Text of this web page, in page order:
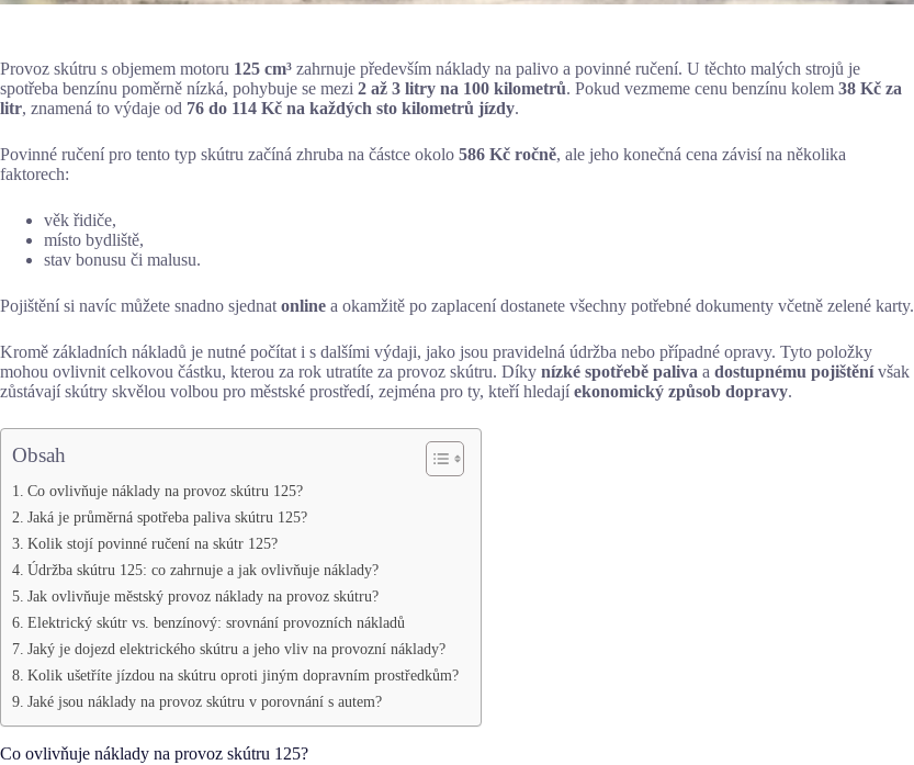
Provoz skútru s objemem motoru 125 cm³ zahrnuje především náklady na palivo a povinné ručení. U těchto malých strojů je
spotřeba benzínu poměrně nízká, pohybuje se mezi 2 až 3 litry na 100 kilometrů. Pokud vezmeme cenu benzínu kolem 38 Kč za
litr, znamená to výdaje od 76 do 114 Kč na každých sto kilometrů jízdy.
Povinné ručení pro tento typ skútru začíná zhruba na částce okolo 586 Kč ročně, ale jeho konečná cena závisí na několika
faktorech:
věk řidiče,
místo bydliště,
stav bonusu či malusu.
Pojištění si navíc můžete snadno sjednat online a okamžitě po zaplacení dostanete všechny potřebné dokumenty včetně zelené karty.
Kromě základních nákladů je nutné počítat i s dalšími výdaji, jako jsou pravidelná údržba nebo případné opravy. Tyto položky
mohou ovlivnit celkovou částku, kterou za rok utratíte za provoz skútru. Díky nízké spotřebě paliva a dostupnému pojištěnívšak
zůstávají skútry skvělou volbou pro městské prostředí, zejména pro ty, kteří hledají ekonomický způsob dopravy.
Obsah
Co ovlivňuje náklady na provoz skútru 125?
Jaká je průměrná spotřeba paliva skútru 125?
Kolik stojí povinné ručení na skútr 125?
Údržba skútru 125: co zahrnuje a jak ovlivňuje náklady?
Jak ovlivňuje městský provoz náklady na provoz skútru?
Elektrický skútr vs. benzínový: srovnání provozních nákladů
Jaký je dojezd elektrického skútru a jeho vliv na provozní náklady?
Kolik ušetříte jízdou na skútru oproti jiným dopravním prostředkům?
Jaké jsou náklady na provoz skútru v porovnání s autem?
Co ovlivňuje náklady na provoz skútru 125?